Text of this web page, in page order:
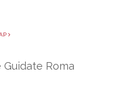
Guidate Roma